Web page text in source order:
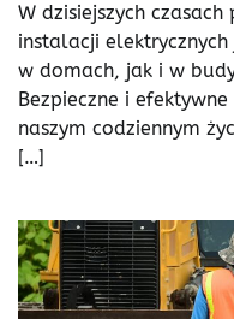
W dzisiejszych
instalacji
w domach, jak i w
Bezpieczne i
naszym codziennym
[…]